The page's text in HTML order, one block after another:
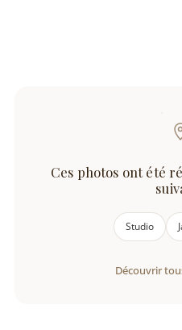
Ces photos ont été
Studio
Découvrir